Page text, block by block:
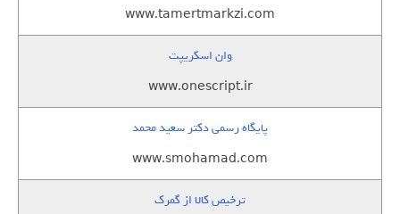
www.tamertmarkzi.com
وان اسکریپت
www.onescript.ir
پایگاه رسمی دکتر سعید محمد
www.smohamad.com
ترخیص کالا از گمرک